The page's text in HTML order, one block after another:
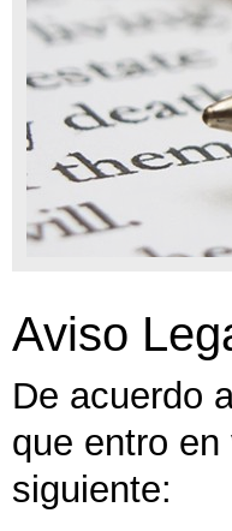
Aviso
De acuerdo
que entro
siguiente: